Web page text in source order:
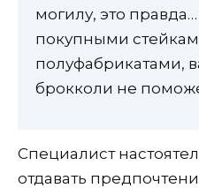
могилу, это
покупными
полуфабрикатами,
брокколи не
Специалист
отдавать